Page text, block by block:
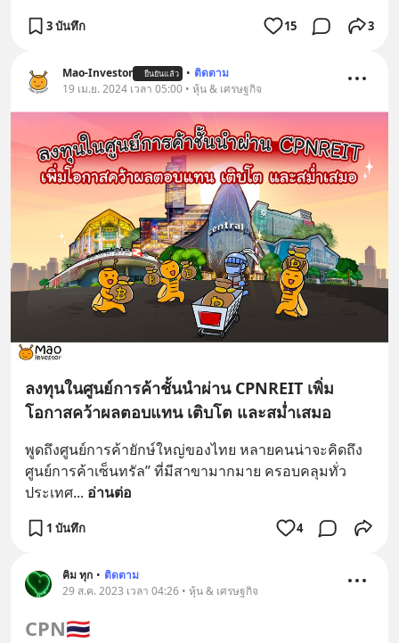
3 บันทึก 15 3
Mao-Investor ยืนยันแล้ว • ติดตาม
19 เม.ย. 2024 เวลา 05:00 • หุ้น & เศรษฐกิจ
ลงทุนในศูนย์การค้าชั้นนำผ่าน CPNREIT​ เพิ่ม
โอกาสคว้าผลตอบแทน เติบโต และสม่ำเสมอ
พูดถึงศูนย์การค้ายักษ์ใหญ่ของไทย หลายคนน่าจะคิดถึง
ศูนย์การค้าเซ็นทรัล” ที่มีสาขามากมาย ครอบคลุมทั่ว
ประเทศ​... อ่านต่อ
1 บันทึก 4
คิม ทุก • ติดตาม
29 ส.ค. 2023 เวลา 04:26 • หุ้น & เศรษฐกิจ
CPN🇹🇭